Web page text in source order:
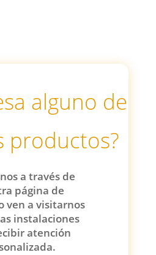
alguno de
productos?
a través de
página de
ven a visitarnos
instalaciones
atención